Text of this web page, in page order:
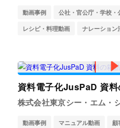
動画事例 公社・官公庁・学校・
レシピ・料理動画
ナレーション
資料電子化JusPaD 資
株式会社東京シー・エム・
動画事例 マニュアル動画
顧